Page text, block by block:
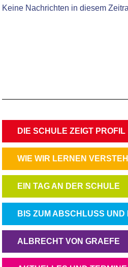
Keine Nachrichten in diesem
NAVIGATION
ÜBERSPRINGEN
DIE SCHULE ZEIGT PROFIL
NAVIGATION
ÜBERSPRINGEN
WIE WIR LERNEN
NAVIGATION
ÜBERSPRINGEN
EIN TAG AN DER SCHULE
NAVIGATION
ÜBERSPRINGEN
BIS ZUM ABSCHLUSS UND
NAVIGATION
ÜBERSPRINGEN
ALBRECHT VON GRAEFE